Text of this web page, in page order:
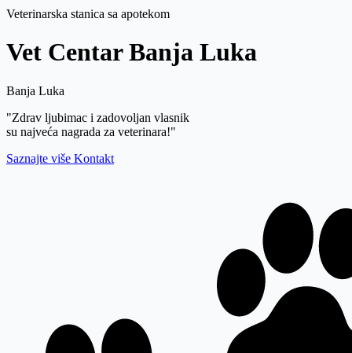
Veterinarska stanica sa apotekom
Vet CentarBanja Luka
Banja Luka
"Zdrav ljubimac i zadovoljan vlasnik
su najveća nagrada za veterinara!"
Saznajte više Kontakt